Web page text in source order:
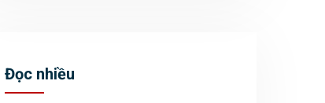
Đọc nhiều